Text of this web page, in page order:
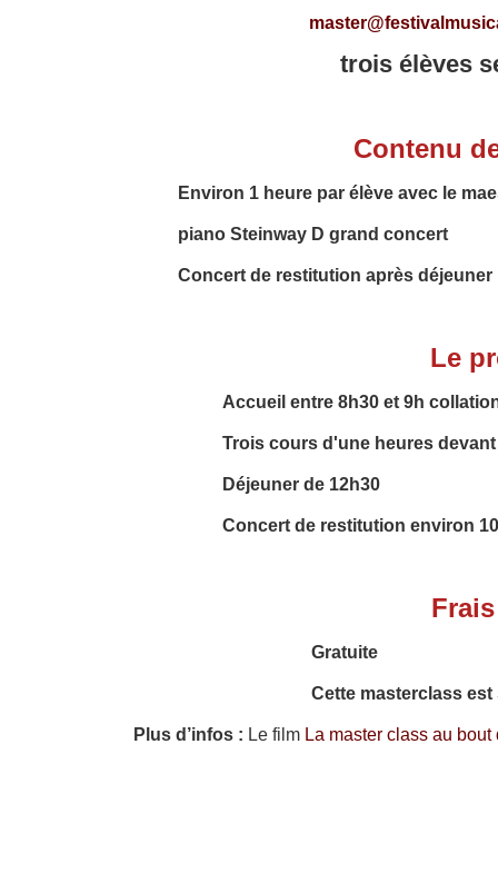
trois élèves
Contenu
Environ 1 heure par élève avec le
piano Steinway D grand concert
Concert de restitution après déjeuner
Le
Accueil entre 8h30 et 9h
Trois cours d'une heures
Déjeuner de 12h30
Concert de restitution environ
Gratuite
Cette masterclass
Plus d’infos : Le film La master class au bout